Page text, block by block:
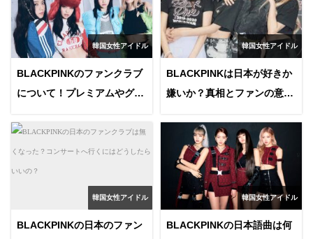
韓国女性アイドル
BLACKPINKのファンクラブ
について！プレミアムやグロ
介！
韓国女性アイドル
BLACKPINKは日本が好きか
嫌いか？真相とファンの意見
韓国女性アイドル
BLACKPINKの日本のファン
韓国女性アイドル
BLACKPINKの日本語曲は何